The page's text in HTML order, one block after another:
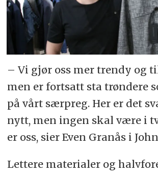
– Vi gjør oss mer trendy og
men er fortsatt sta trøndere
på vårt særpreg. Her er det
nytt, men ingen skal være i
er oss, sier Even Granås i
Lettere materialer og